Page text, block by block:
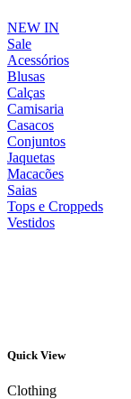
NEW IN
Sale
Acessórios
Blusas
Calças
Camisaria
Casacos
Conjuntos
Jaquetas
Macacões
Saias
Tops e Croppeds
Vestidos
Quick View
Clothing